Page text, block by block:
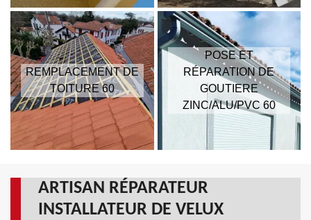
REMPLACEMENT DE
TOITURE 60
POSE ET
RÉPARATION DE
GOUTIERE
ZINC/ALU/PVC 60
ARTISAN RÉPARATEUR
INSTALLATEUR DE VELUX